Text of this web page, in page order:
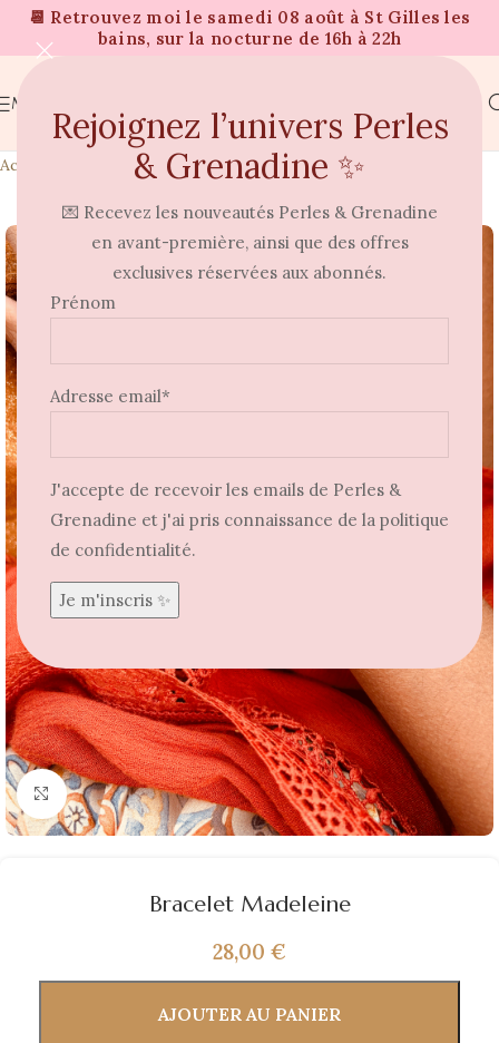
Rejoignez l’univers Perles
& Grenadine ✨
💌 Recevez les nouveautés Perles & Grenadine
en avant-première, ainsi que des offres
exclusives réservées aux abonnés.
Prénom
Adresse email*
J'accepte de recevoir les emails de Perles &
Grenadine et j'ai pris connaissance de la politique
de confidentialité.
📆 Retrouvez moi le samedi 08 août à St Gilles les
bains, sur la nocturne de 16h à 22h
MENU
Accueil Bracelets
⭐
Agrandir
Bracelet Madeleine
28,00 €
AJOUTER AU PANIER